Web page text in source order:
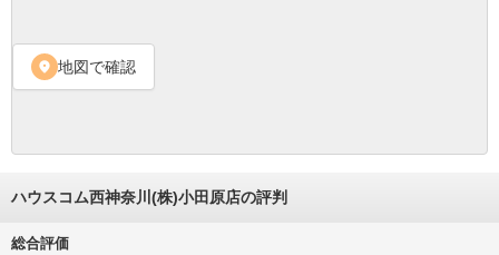
location_on 地図で確認
ハウスコム西神奈川(株)小田原店の評判
総合評価